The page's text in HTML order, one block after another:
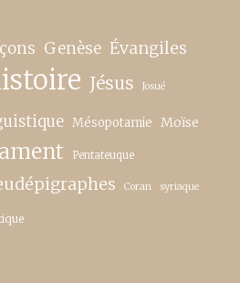
Genèse Évangiles
Jésus Josué
Mésopotamie Moïse
Pentateuque
Coran syriaque